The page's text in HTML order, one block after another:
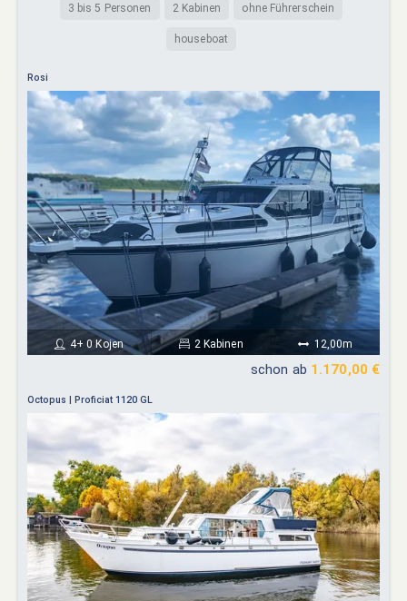
3 bis 5 Personen 2 Kabinen ohne Führerschein
houseboat
Rosi
4+ 0 Kojen 2 Kabinen 12,00m
schon ab 1.170,00 €
Octopus | Proficiat 1120 GL